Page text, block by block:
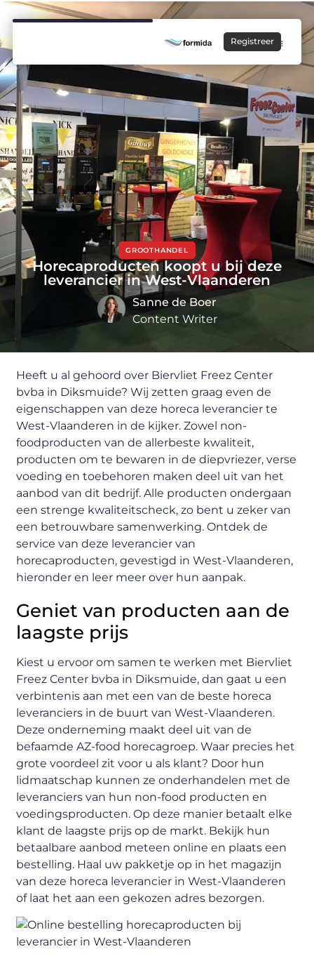
Registreer
GROOTHANDEL
Horecaproducten koopt u bij deze
leverancier in West-Vlaanderen
Sanne de Boer
Content Writer
Heeft u al gehoord over Biervliet Freez Center
bvba in Diksmuide? Wij zetten graag even de
eigenschappen van deze horeca leverancier te
West-Vlaanderen in de kijker. Zowel non-
foodproducten van de allerbeste kwaliteit,
producten om te bewaren in de diepvriezer, verse
voeding en toebehoren maken deel uit van het
aanbod van dit bedrijf. Alle producten ondergaan
een strenge kwaliteitscheck, zo bent u zeker van
een betrouwbare samenwerking. Ontdek de
service van deze leverancier van
horecaproducten, gevestigd in West-Vlaanderen,
hieronder en leer meer over hun aanpak.
Geniet van producten aan de
laagste prijs
Kiest u ervoor om samen te werken met Biervliet
Freez Center bvba in Diksmuide, dan gaat u een
verbintenis aan met een van de beste horeca
leveranciers in de buurt van West-Vlaanderen.
Deze onderneming maakt deel uit van de
befaamde AZ-food horecagroep. Waar precies het
grote voordeel zit voor u als klant? Door hun
lidmaatschap kunnen ze onderhandelen met de
leveranciers van hun non-food producten en
voedingsproducten. Op deze manier betaalt elke
klant de laagste prijs op de markt. Bekijk hun
betaalbare aanbod meteen online en plaats een
bestelling. Haal uw pakketje op in het magazijn
van deze horeca leverancier in West-Vlaanderen
of laat het aan een gekozen adres bezorgen.